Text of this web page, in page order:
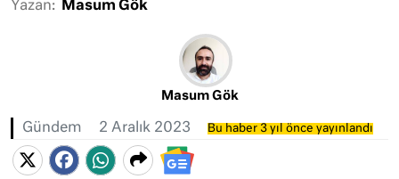
Yazan: Masum Gök
Masum Gök
Gündem 2 Aralık 2023 Bu haber 3 yıl önce yayınlandı